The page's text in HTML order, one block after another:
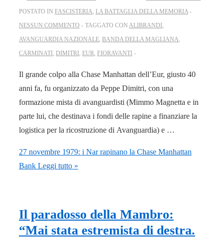
POSTATO IN FASCISTERIA, LA BATTAGLIA DELLA MEMORIA
NESSUN COMMENTO
TAGGATO CON ALIBRANDI ,
AVANGUARDIA NAZIONALE, BANDA DELLA MAGLIANA,
CARMINATI , DIMITRI , EUR, FIORAVANTI
Il grande colpo alla Chase Manhattan dell’Eur, giusto 40
anni fa, fu organizzato da Peppe Dimitri, con una
formazione mista di avanguardisti (Mimmo Magnetta e in
parte lui, che destinava i fondi delle rapine a finanziare la
logistica per la ricostruzione di Avanguardia) e …
27 novembre 1979: i Nar rapinano la Chase Manhattan
Bank Leggi tutto »
Il paradosso della Mambro:
“Mai stata estremista di destra.